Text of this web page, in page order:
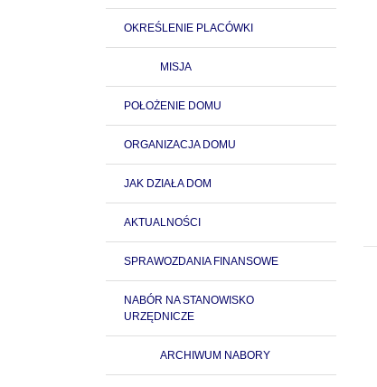
OKREŚLENIE PLACÓWKI
MISJA
POŁOŻENIE DOMU
ORGANIZACJA DOMU
JAK DZIAŁA DOM
AKTUALNOŚCI
SPRAWOZDANIA FINANSOWE
NABÓR NA STANOWISKO
URZĘDNICZE
ARCHIWUM NABORY